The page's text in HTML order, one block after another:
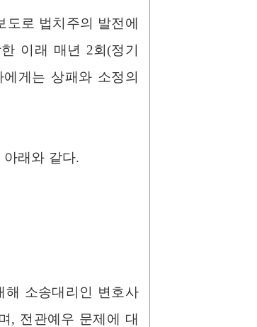
로 법치주의 발전에
이래 매년 2회(정기
게는 상패와 소정의
래와 같다.
해 소송대리인 변호사
, 전관예우 문제에 대